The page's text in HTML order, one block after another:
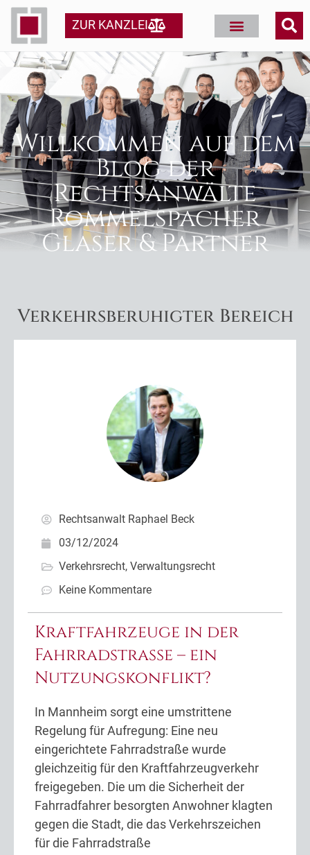
ZUR KANZLEI
Willkommen auf dem
Blog der
Rechtsanwälte
Rommelspacher
Glaser & Partner
Verkehrsberuhigter Bereich
Rechtsanwalt Raphael Beck
03/12/2024
Verkehrsrecht, Verwaltungsrecht
Keine Kommentare
Kraftfahrzeuge in der
Fahrradstraße – ein
Nutzungskonflikt?
In Mannheim sorgt eine umstrittene
Regelung für Aufregung: Eine neu
eingerichtete Fahrradstraße wurde
gleichzeitig für den Kraftfahrzeugverkehr
freigegeben. Die um die Sicherheit der
Fahrradfahrer besorgten Anwohner klagten
gegen die Stadt, die das Verkehrszeichen
für die Fahrradstraße